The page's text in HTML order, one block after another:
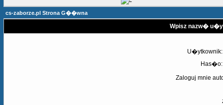
cs-zaborze.pl Strona G��wna
Wpisz nazw�
U�ytkownik:
Has�o:
Zaloguj mnie